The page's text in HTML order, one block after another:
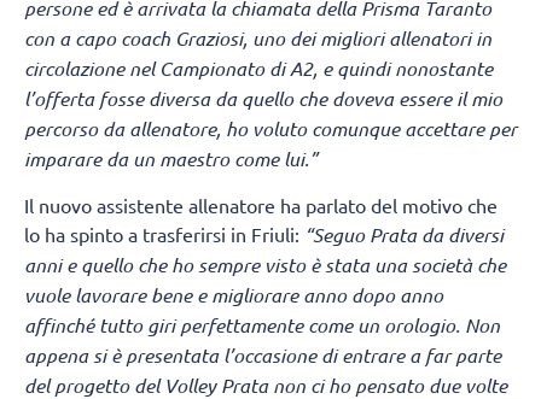
persone ed è arrivata la chiamata della Prisma Taranto
con a capo coach Graziosi, uno dei migliori allenatori in
circolazione nel Campionato di A2, e quindi nonostante
l’offerta fosse diversa da quello che doveva essere il mio
percorso da allenatore, ho voluto comunque accettare per
imparare da un maestro come lui.”
Il nuovo assistente allenatore ha parlato del motivo che
lo ha spinto a trasferirsi in Friuli: “Seguo Prata da diversi
anni e quello che ho sempre visto è stata una società che
vuole lavorare bene e migliorare anno dopo anno
affinché tutto giri perfettamente come un orologio. Non
appena si è presentata l’occasione di entrare a far parte
del progetto del Volley Prata non ci ho pensato due volte